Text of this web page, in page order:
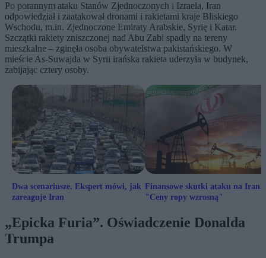
Po porannym ataku Stanów Zjednoczonych i Izraela, Iran
odpowiedział i zaatakował dronami i rakietami kraje Bliskiego
Wschodu, m.in. Zjednoczone Emiraty Arabskie, Syrię i Katar.
Szczątki rakiety zniszczonej nad Abu Zabi spadły na tereny
mieszkalne – zginęła osoba obywatelstwa pakistańskiego. W
mieście As-Suwajda w Syrii irańska rakieta uderzyła w budynek,
zabijając cztery osoby.
Dwa scenariusze. Ekspert mówi, jak
zareaguje Iran
Finansowe skutki ataku na Iran.
"Ceny ropy wzrosną"
„Epicka Furia”. Oświadczenie Donalda
Trumpa